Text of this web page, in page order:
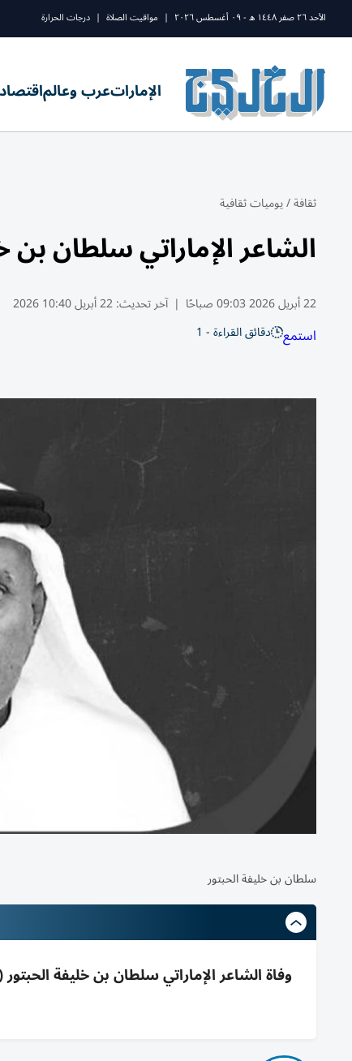
الأحد ٢٦ صفر ١٤٤٨ ه - ٠٩ أغسطس ٢٠٢٦ | مواقيت الصلاة | درجات الحرارة
الإماراتعرب وعالماقتصاد
ثقافة/يوميات ثقافية
الشاعر الإماراتي سلطان بن
22 أبريل 2026 09:03 صباحًا | آخر تحديث:22 أبريل 10:40 2026
استمع دقائق القراءة - 1
سلطان بن خليفة الحبتور